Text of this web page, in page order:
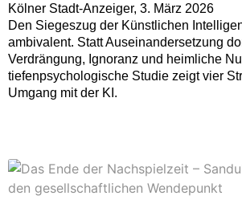
Kölner Stadt-Anzeiger, 3. März 2026
Den Siegeszug der Künstlichen
ambivalent. Statt Auseinandersetzung
Verdrängung, Ignoranz und heimliche
tiefenpsychologische Studie zeigt vier
Umgang mit der KI.